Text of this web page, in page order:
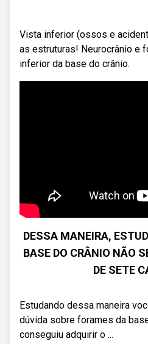
Vista inferior (ossos e
as estruturas! Neurocrânio e
inferior da base do crânio.
DESSA MANEIRA,
BASE DO CRÂNIO NÃO
DE SETE
Estudando dessa maneira
dúvida sobre forames da
conseguiu adquirir o ...